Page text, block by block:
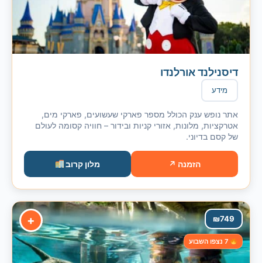
דיסנילנד אורלנדו
מידע
אתר נופש ענק הכולל מספר פארקי שעשועים, פארקי מים,
אטרקציות, מלונות, אזורי קניות ובידור – חוויה קסומה לעולם
של קסם בדיוני.
הזמנה ↗ מלון קרוב
+ 749
₪